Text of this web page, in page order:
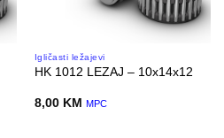
Igličasti ležajevi
HK 1012 LEZAJ – 10x14x12
8,00 KM MPC